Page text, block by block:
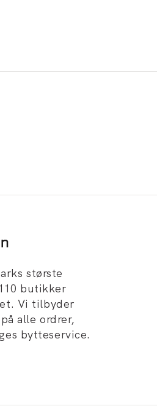
største
butikker
Vi tilbyder
alle ordrer,
bytteservice.